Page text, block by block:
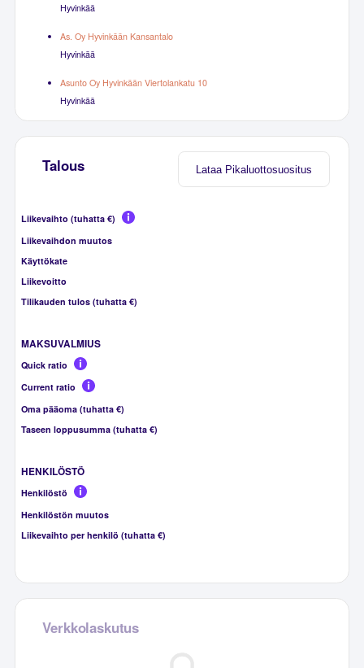
Hyvinkää
As. Oy Hyvinkään Kansantalo
Hyvinkää
Asunto Oy Hyvinkään Viertolankatu 10
Hyvinkää
Lataa Pikaluottosuositus
Talous
Liikevaihto (tuhatta €)
Liikevaihdon muutos
Käyttökate
Liikevoitto
Tilikauden tulos (tuhatta €)
MAKSUVALMIUS
Quick ratio
Current ratio
Oma pääoma (tuhatta €)
Taseen loppusumma (tuhatta €)
HENKILÖSTÖ
Henkilöstö
Henkilöstön muutos
Liikevaihto per henkilö (tuhatta €)
Verkkolaskutus